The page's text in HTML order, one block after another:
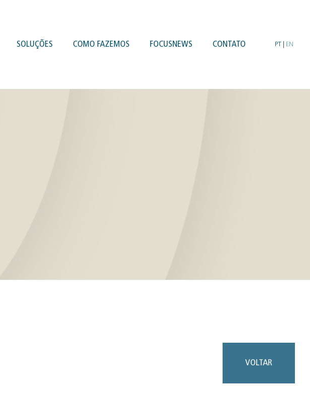
SOLUÇÕES COMO FAZEMOS FOCUSNEWS CONTATO PT EN
VOLTAR